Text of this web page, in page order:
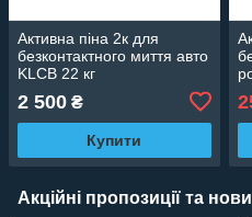
Активна піна 2к для
безконтактного миття авто
KLCB 22 кг
2 500 ₴
Купити
Акційні пропозиції та